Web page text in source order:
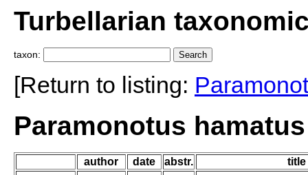
Turbellarian
taxon:
[Return to listing:
Paramonotus
author date abstr. title